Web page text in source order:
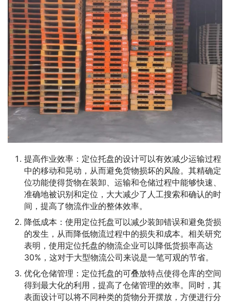
提高作业效率：定位托盘的设计可以有效减少运输过程
中的移动和晃动，从而避免货物损坏的风险。其精确定
位功能使得货物在装卸、运输和仓储过程中能够快速、
准确地被识别和定位，大大减少了人工搜索和确认的时
间，提高了物流作业的整体效率。
降低成本：使用定位托盘可以减少装卸错误和避免货损
的发生，从而降低物流过程中的损失和成本。相关研究
表明，使用定位托盘的物流企业可以降低货损率高达
30%，这对于大型物流公司来说是一笔可观的节省。
优化仓储管理：定位托盘的可叠放特点使得仓库的空间
得到最大化的利用，提高了仓储管理的效率。同时，其
表面设计可以将不同种类的货物分开摆放，方便进行分